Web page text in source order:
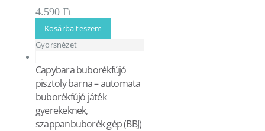
4.590 Ft
Kosárba teszem
Gyorsnézet
Capybara buborékfújó
pisztoly barna – automata
buborékfújó játék
gyerekeknek,
szappanbuborék gép (BBJ)